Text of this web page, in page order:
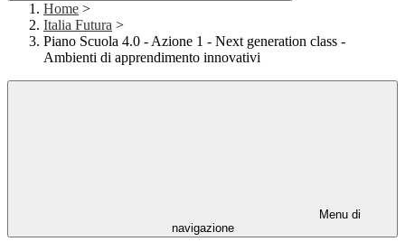
Home >
Italia Futura >
Piano Scuola 4.0 - Azione 1 - Next generation class -
Ambienti di apprendimento innovativi
Menu di
navigazione